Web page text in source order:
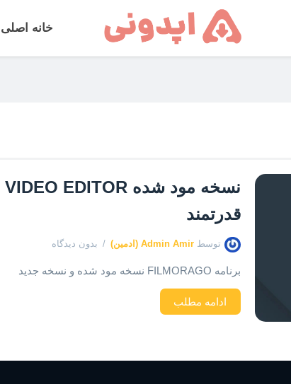
خانه اصلی
قدرتمند
توسط Admin Amir (ادمین) بدون دیدگاه
برنامه FILMORAGO نسخه مود شده و نسخه جدید
ادامه مطلب